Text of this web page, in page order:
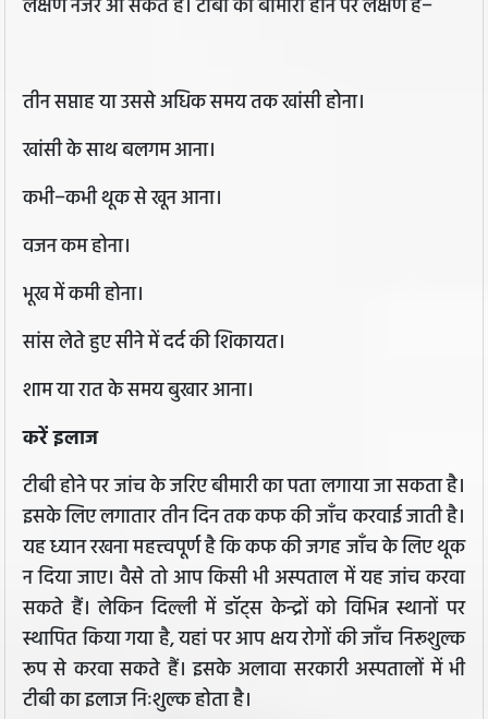
लक्षण नजर आ सकते हैं। टीबी की बीमारी होने पर लक्षण हैं−
तीन सप्ताह या उससे अधिक समय तक खांसी होना।
खांसी के साथ बलगम आना।
कभी−कभी थूक से खून आना।
वजन कम होना।
भूख में कमी होना।
सांस लेते हुए सीने में दर्द की शिकायत।
शाम या रात के समय बुखार आना।
करें इलाज
टीबी होने पर जांच के जरिए बीमारी का पता लगाया जा सकता है।
इसके लिए लगातार तीन दिन तक कफ की जाँच करवाई जाती है।
यह ध्यान रखना महत्त्वपूर्ण है कि कफ की जगह जाँच के लिए थूक
न दिया जाए। वैसे तो आप किसी भी अस्पताल में यह जांच करवा
सकते हैं। लेकिन दिल्ली में डॉट्स केन्द्रों को विभिन्न स्थानों पर
स्थापित किया गया है, यहां पर आप क्षय रोगों की जाँच निरूशुल्क
रूप से करवा सकते हैं। इसके अलावा सरकारी अस्पतालों में भी
टीबी का इलाज निःशुल्क होता है।